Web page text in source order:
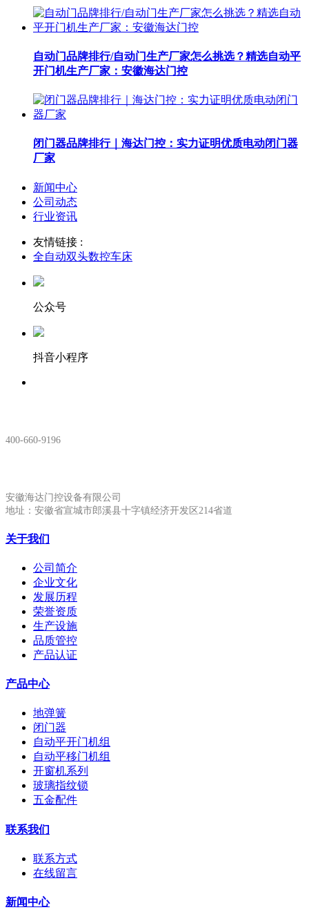
自动门品牌排行/自动门生产厂家怎么挑选？精选自动平
开门机生产厂家：安徽海达门控
闭门器品牌排行｜海达门控：实力证明优质电动闭门器
厂家
新闻中心
公司动态
行业资讯
友情链接 :
全自动双头数控车床
公众号
抖音小程序
400-660-9196
安徽海达门控设备有限公司
地址：安徽省宣城市郎溪县十字镇经济开发区214省道
关于我们
公司简介
企业文化
发展历程
荣誉资质
生产设施
品质管控
产品认证
产品中心
地弹簧
闭门器
自动平开门机组
自动平移门机组
开窗机系列
玻璃指纹锁
五金配件
联系我们
联系方式
在线留言
新闻中心